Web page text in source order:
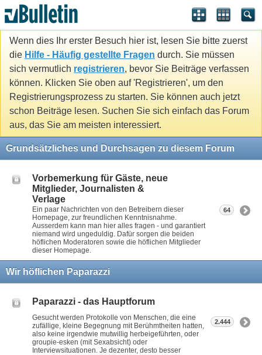
Wenn dies Ihr erster Besuch hier ist, lesen Sie bitte zuerst
die Hilfe - Häufig gestellte Fragen durch. Sie müssen
sich vermutlich registrieren, bevor Sie Beiträge verfassen
können. Klicken Sie oben auf 'Registrieren', um den
Registrierungsprozess zu starten. Sie können auch jetzt
schon Beiträge lesen. Suchen Sie sich einfach das Forum
aus, das Sie am meisten interessiert.
Grundsätzliches und Durchsagen zu diesem Forum
Vorbemerkung für Gäste, neue
Mitglieder, Journalisten &
Verlage
Ein paar Nachrichten von den Betreibern dieser
Homepage, zur freundlichen Kenntnisnahme.
Ausserdem kann man hier alles fragen - und garantiert
niemand wird ungeduldig. Dafür sorgen die beiden
höflichen Moderatoren sowie die höflichen Mitglieder
dieser Homepage.
64
Wir höflichen Paparazzi
Paparazzi - das Hauptforum
Gesucht werden Protokolle von Menschen, die eine
zufällige, kleine Begegnung mit Berühmtheiten hatten,
also keine irgendwie mutwillig herbeigeführten, oder
groupie-esken (mit Sexabsicht) oder
Interviewsituationen. Je dezenter, desto besser
2.444